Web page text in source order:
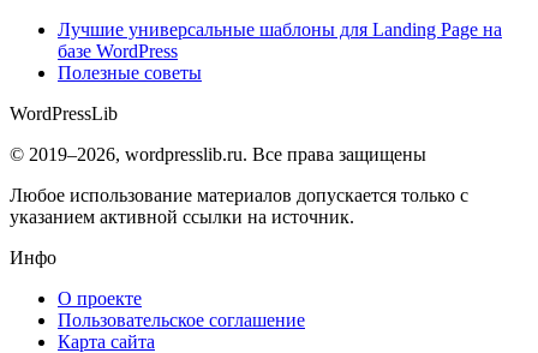
Лучшие универсальные шаблоны для Landing Page на
базе WordPress
Полезные советы
WordPressLib
© 2019–2026, wordpresslib.ru. Все права защищены
Любое использование материалов допускается только с
указанием активной ссылки на источник.
Инфо
О проекте
Пользовательское соглашение
Карта сайта